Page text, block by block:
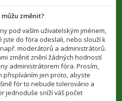
změnit?
pod vaším uživatelským jménem,
jste do fóra odeslali, nebo slouží k
moderátorů a administrátorů.
změnit znění žádných hodností
administrátorem fóra. Prosím,
jen proto, abyste
fór to nebude tolerováno a
jednoduše sníží váš počet